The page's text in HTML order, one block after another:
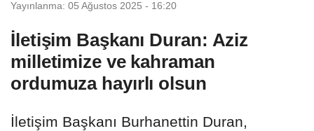
Yayınlanma: 05 Ağustos 2025 - 16:20
İletişim Başkanı Duran: Aziz
milletimize ve kahraman
ordumuza hayırlı olsun
İletişim Başkanı Burhanettin Duran,